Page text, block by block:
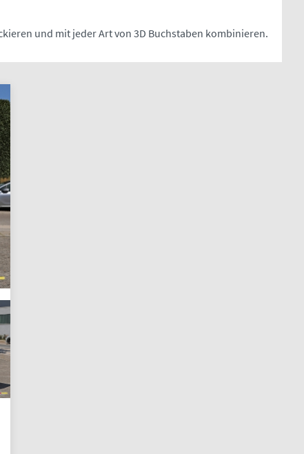
und mit jeder Art von 3D Buchstaben kombinieren.